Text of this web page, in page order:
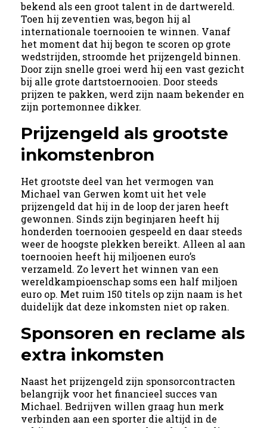
bekend als een groot talent in de dartwereld.
Toen hij zeventien was, begon hij al
internationale toernooien te winnen. Vanaf
het moment dat hij begon te scoren op grote
wedstrijden, stroomde het prijzengeld binnen.
Door zijn snelle groei werd hij een vast gezicht
bij alle grote dartstoernooien. Door steeds
prijzen te pakken, werd zijn naam bekender en
zijn portemonnee dikker.
Prijzengeld als grootste
inkomstenbron
Het grootste deel van het vermogen van
Michael van Gerwen komt uit het vele
prijzengeld dat hij in de loop der jaren heeft
gewonnen. Sinds zijn beginjaren heeft hij
honderden toernooien gespeeld en daar steeds
weer de hoogste plekken bereikt. Alleen al aan
toernooien heeft hij miljoenen euro’s
verzameld. Zo levert het winnen van een
wereldkampioenschap soms een half miljoen
euro op. Met ruim 150 titels op zijn naam is het
duidelijk dat deze inkomsten niet op raken.
Sponsoren en reclame als
extra inkomsten
Naast het prijzengeld zijn sponsorcontracten
belangrijk voor het financieel succes van
Michael. Bedrijven willen graag hun merk
verbinden aan een sporter die altijd in de